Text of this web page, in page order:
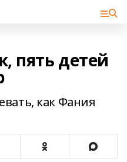
пять детей
как Фания